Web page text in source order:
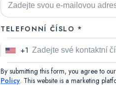
TELEFONNÍ ČÍSLO *
U
n
i
+1
By submitting this form, you agree to our
Policy. This website is a marketing